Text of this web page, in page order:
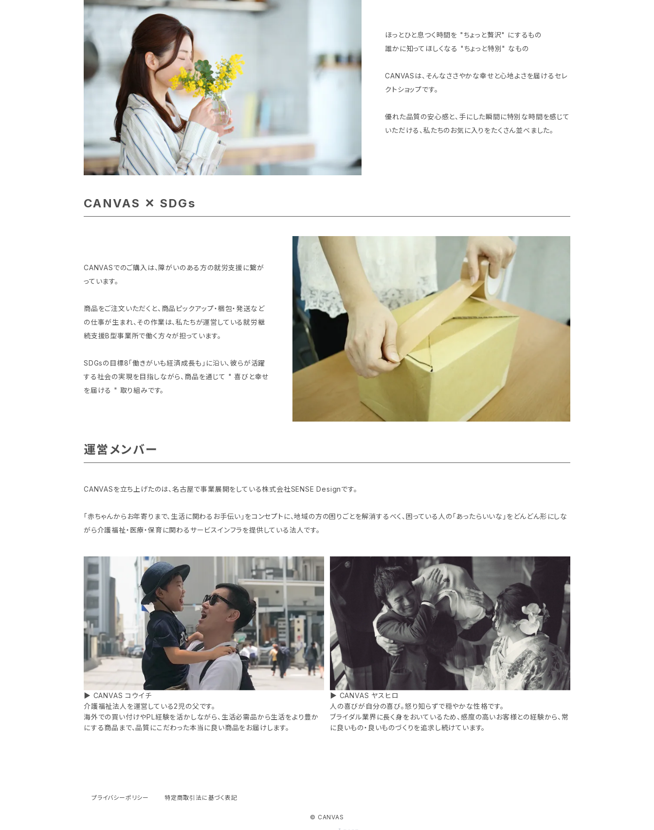
ほっとひと息つく時間を "ちょっと贅沢" にするもの
誰かに知ってほしくなる "ちょっと特別" なもの
CANVASは、そんなささやかな幸せと心地よさを届けるセレ
クトショップです。
優れた品質の安心感と、手にした瞬間に特別な時間を感じて
いただける、私たちのお気に入りをたくさん並べました。
CANVAS ✕ SDGs
CANVASでのご購入は、障がいのある方の就労支援に繋が
っています。
商品をご注文いただくと、商品ピックアップ・梱包・発送など
の仕事が生まれ、その作業は、私たちが運営している就労継
続支援B型事業所で働く方々が担っています。
SDGsの目標8「働きがいも経済成長も」に沿い、彼らが活躍
する社会の実現を目指しながら、商品を通じて " 喜びと幸せ
を届ける " 取り組みです。
運営メンバー
CANVASを立ち上げたのは、名古屋で事業展開をしている株式会社SENSE Designです。
「赤ちゃんからお年寄りまで、生活に関わるお手伝い」をコンセプトに、地域の方の困りごとを解消するべく、困っている人の「あったらいいな」をどんどん形にしな
がら介護福祉・医療・保育に関わるサービスインフラを提供している法人です。
▶ CANVAS コウイチ
介護福祉法人を運営している2児の父です。
海外での買い付けやPL経験を活かしながら、生活必需品から生活をより豊か
にする商品まで、品質にこだわった本当に良い商品をお届けします。
▶ CANVAS ヤスヒロ
人の喜びが自分の喜び。怒り知らずで穏やかな性格です。
ブライダル業界に長く身をおいているため、感度の高いお客様との経験から、常
に良いもの・良いものづくりを追求し続けています。
プライバシーポリシー 特定商取引法に基づく表記
© CANVAS